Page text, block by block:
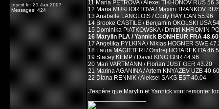
Inscrit le: 21 Jan 2007
Messages: 424
11 Maria PETROVA / Alexei TIKHONOV RUS
12 Maria MUKHORTOVA / Maxim TRANKOV
13 Anabelle LANGLOIS / Cody HAY CAN 55.96
14 Brooke CASTILE / Benjamin OKOLSKI USA
15 Dominika PIATKOWSKA / Dmitri KHROMIN
16 Marylin PLA / Yannick BONHEUR FRA 48.60
17 Angelika PYLKINA / Niklas HOGNER SWE
18 Laura MAGITTERI / Ondrej HOTAREK ITA
19 Stacey KEMP / David KING GBR 44.96
20 Mari VARTMANN / Florian JUST GER 43.20
21 Marina AGANINA / Artem KNYAZEV UZB 40.60
22 Diana RENNIK / Aleksei SAKS EST 40.04
J'espère que Marylin et Yannick vont remonter
_________________